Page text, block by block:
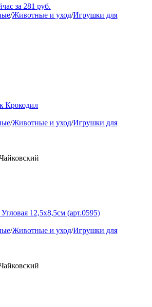
за 281 руб.
/Животные и уход/Игрушки для
Крокодил
/Животные и уход/Игрушки для
12,5х8,5см (арт.0595)
/Животные и уход/Игрушки для